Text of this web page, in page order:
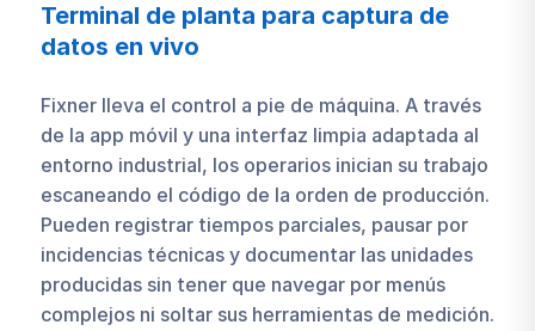
Terminal de planta para captura de
datos en vivo
Fixner lleva el control a pie de máquina. A través
de la app móvil y una interfaz limpia adaptada al
entorno industrial, los operarios inician su trabajo
escaneando el código de la orden de producción.
Pueden registrar tiempos parciales, pausar por
incidencias técnicas y documentar las unidades
producidas sin tener que navegar por menús
complejos ni soltar sus herramientas de medición.